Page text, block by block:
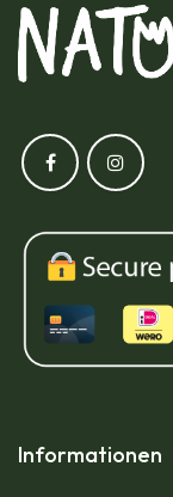
Informationen